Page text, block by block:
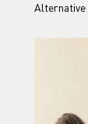
Alternative